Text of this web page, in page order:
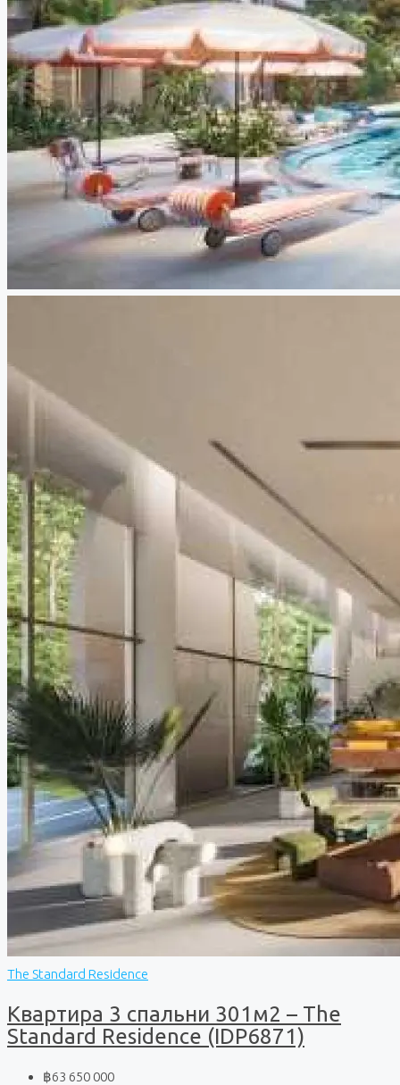
The Standard Residence
Квартира 3 спальни 301м2 – The
Standard Residence (IDP6871)
฿63 650 000